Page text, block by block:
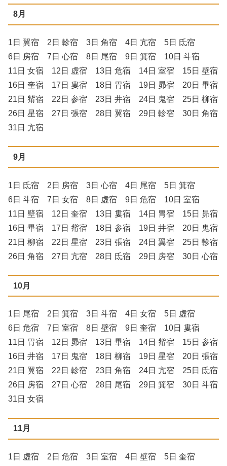
8月
1日 翼宿 2日 軫宿 3日 角宿 4日 亢宿 5日 氐宿
6日 房宿 7日 心宿 8日 尾宿 9日 箕宿 10日 斗宿
11日 女宿 12日 虚宿 13日 危宿 14日 室宿 15日 壁宿
16日 奎宿 17日 婁宿 18日 胃宿 19日 昴宿 20日 畢宿
21日 觜宿 22日 参宿 23日 井宿 24日 鬼宿 25日 柳宿
26日 星宿 27日 張宿 28日 翼宿 29日 軫宿 30日 角宿
31日 亢宿
9月
1日 氐宿 2日 房宿 3日 心宿 4日 尾宿 5日 箕宿
6日 斗宿 7日 女宿 8日 虚宿 9日 危宿 10日 室宿
11日 壁宿 12日 奎宿 13日 婁宿 14日 胃宿 15日 昴宿
16日 畢宿 17日 觜宿 18日 参宿 19日 井宿 20日 鬼宿
21日 柳宿 22日 星宿 23日 張宿 24日 翼宿 25日 軫宿
26日 角宿 27日 亢宿 28日 氐宿 29日 房宿 30日 心宿
10月
1日 尾宿 2日 箕宿 3日 斗宿 4日 女宿 5日 虚宿
6日 危宿 7日 室宿 8日 壁宿 9日 奎宿 10日 婁宿
11日 胃宿 12日 昴宿 13日 畢宿 14日 觜宿 15日 参宿
16日 井宿 17日 鬼宿 18日 柳宿 19日 星宿 20日 張宿
21日 翼宿 22日 軫宿 23日 角宿 24日 亢宿 25日 氐宿
26日 房宿 27日 心宿 28日 尾宿 29日 箕宿 30日 斗宿
31日 女宿
11月
1日 虚宿 2日 危宿 3日 室宿 4日 壁宿 5日 奎宿